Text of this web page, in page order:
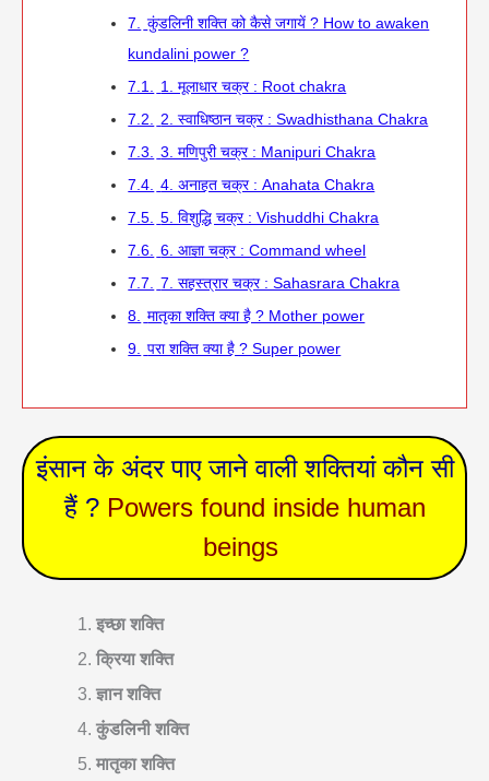
7.
कुंडलिनी शक्ति को कैसे जगायें ? How to awaken
kundalini power ?
7.1.
1. मूलाधार चक्र : Root chakra
7.2.
2. स्वाधिष्ठान चक्र : Swadhisthana Chakra
7.3.
3. मणिपुरी चक्र : Manipuri Chakra
7.4.
4. अनाहत चक्र : Anahata Chakra
7.5.
5. विशुद्धि चक्र : Vishuddhi Chakra
7.6.
6. आज्ञा चक्र : Command wheel
7.7.
7. सहस्त्रार चक्र : Sahasrara Chakra
8.
मातृका शक्ति क्या है ? Mother power
9.
परा शक्ति क्या है ? Super power
इंसान के अंदर पाए जाने वाली शक्तियां कौन सी
हैं ? Powers found inside human
beings
इच्छा शक्ति
क्रिया शक्ति
ज्ञान शक्ति
कुंडलिनी शक्ति
मातृका शक्ति